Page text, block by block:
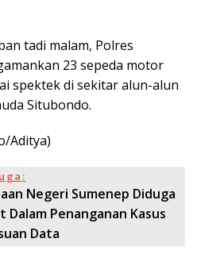
tadi malam, Polres
23 sepeda motor
spektek di sekitar alun-alun
Situbondo.
Aditya)
Negeri Sumenep Diduga
Dalam Penanganan Kasus
Data